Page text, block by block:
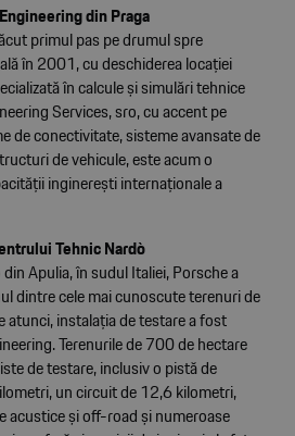
din Praga
primul pas pe drumul spre
în 2001, cu deschiderea locației
în calcule și simulări tehnice
Services, sro, cu accent pe
de conectivitate, sisteme avansate de
de vehicule, este acum o
inginerești internaționale a
Tehnic Nardò
Apulia, în sudul Italiei, Porsche a
dintre cele mai cunoscute terenuri de
atunci, instalația de testare a fost
Terenurile de 700 de hectare
de testare, inclusiv o pistă de
un circuit de 12,6 kilometri,
acustice și off-road și numeroase